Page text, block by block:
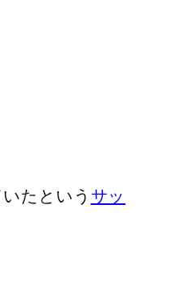
たという サッ